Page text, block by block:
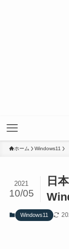
ホーム Windows11
日
2021
10/05
Windows11